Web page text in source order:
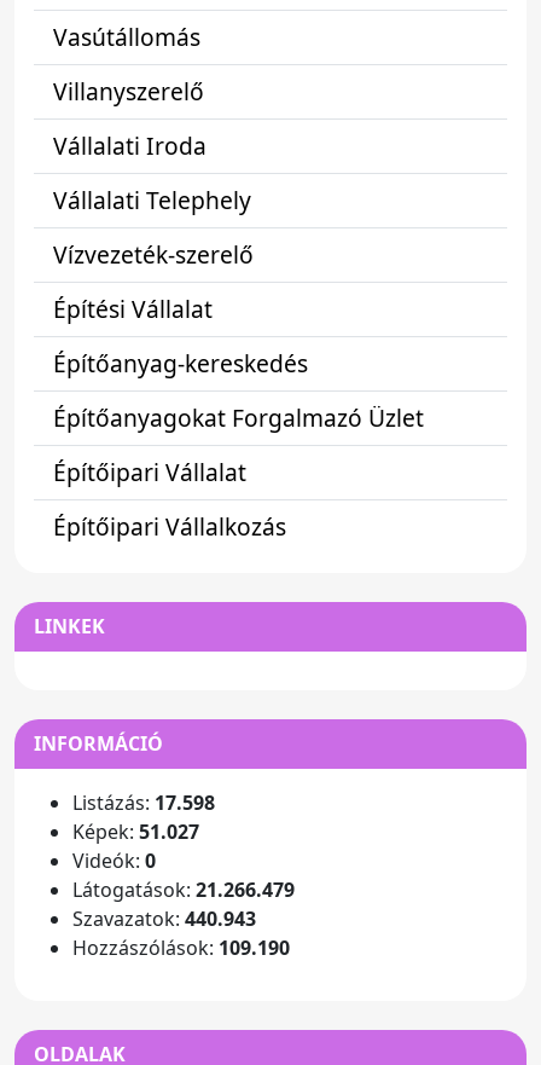
Vasútállomás
Villanyszerelő
Vállalati Iroda
Vállalati Telephely
Vízvezeték-szerelő
Építési Vállalat
Építőanyag-kereskedés
Építőanyagokat Forgalmazó Üzlet
Építőipari Vállalat
Építőipari Vállalkozás
LINKEK
INFORMÁCIÓ
Listázás: 17.598
Képek: 51.027
Videók: 0
Látogatások: 21.266.479
Szavazatok: 440.943
Hozzászólások: 109.190
OLDALAK